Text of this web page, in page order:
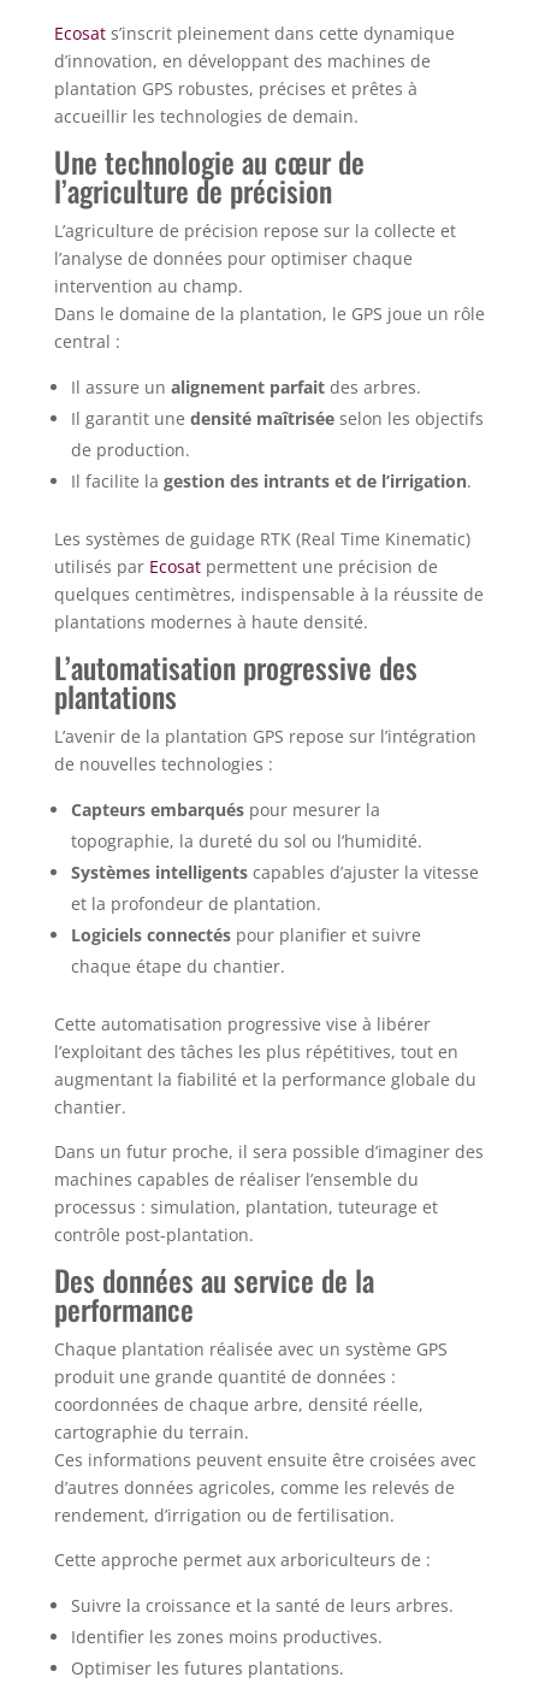
Ecosats’inscrit pleinement dans cette dynamique
d’innovation, en développant des machines de
plantation GPS robustes, précises et prêtes à
accueillir les technologies de demain.
Une technologie au cœur de
l’agriculture de précision
L’agriculture de précision repose sur la collecte et
l’analyse de données pour optimiser chaque
intervention au champ.
Dans le domaine de la plantation, le GPS joue un rôle
central :
Il assure un alignement parfaitdes arbres.
Il garantit une densité maîtriséeselon les objectifs
de production.
Il facilite la gestion des intrants et de l’irrigation.
Les systèmes de guidage RTK (Real Time Kinematic)
utilisés par Ecosat permettent une précision de
quelques centimètres, indispensable à la réussite de
plantations modernes à haute densité.
L’automatisation progressive des
plantations
L’avenir de la plantation GPS repose sur l’intégration
de nouvelles technologies :
Capteurs embarquéspour mesurer la
topographie, la dureté du sol ou l’humidité.
Systèmes intelligentscapables d’ajuster la vitesse
et la profondeur de plantation.
Logiciels connectéspour planifier et suivre
chaque étape du chantier.
Cette automatisation progressive vise à libérer
l’exploitant des tâches les plus répétitives, tout en
augmentant la fiabilité et la performance globale du
chantier.
Dans un futur proche, il sera possible d’imaginer des
machines capables de réaliser l’ensemble du
processus : simulation, plantation, tuteurage et
contrôle post-plantation.
Des données au service de la
performance
Chaque plantation réalisée avec un système GPS
produit une grande quantité de données :
coordonnées de chaque arbre, densité réelle,
cartographie du terrain.
Ces informations peuvent ensuite être croisées avec
d’autres données agricoles, comme les relevés de
rendement, d’irrigation ou de fertilisation.
Cette approche permet aux arboriculteurs de :
Suivre la croissance et la santé de leurs arbres.
Identifier les zones moins productives.
Optimiser les futures plantations.